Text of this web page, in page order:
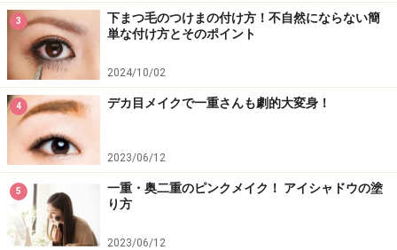
3
下まつ毛のつけまの付け方！不自然にならない簡
単な付け方とそのポイント
2024/10/02
4 デカ目メイクで一重さんも劇的大変身！
2023/06/12
5
一重・奥二重のピンクメイク！ アイシャドウの塗
り方
2023/06/12